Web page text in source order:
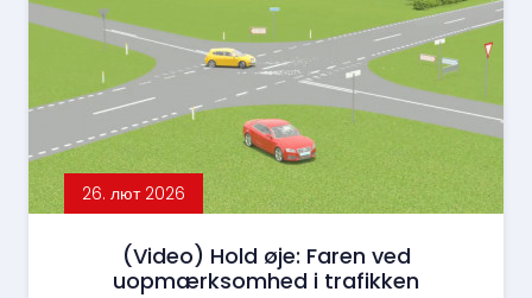
26. лют 2026
(Video) Hold øje: Faren ved
uopmærksomhed i trafikken